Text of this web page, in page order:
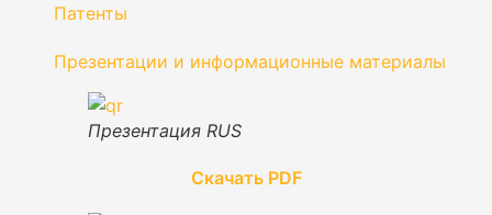
Патенты
Презентации и информационные материалы
Презентация RUS
Скачать PDF